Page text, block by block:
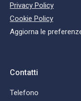
Privacy Policy
Cookie Policy
Aggiorna le
Contatti
Telefono